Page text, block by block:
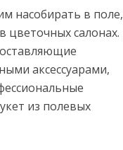
насобирать в поле,
цветочных салонах.
аксессуарами,
из полевых